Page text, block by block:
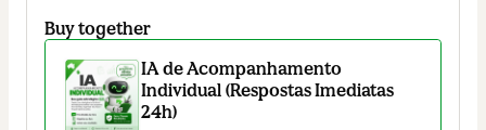
Buy together
IA de Acompanhamento
Individual (Respostas Imediatas
24h)